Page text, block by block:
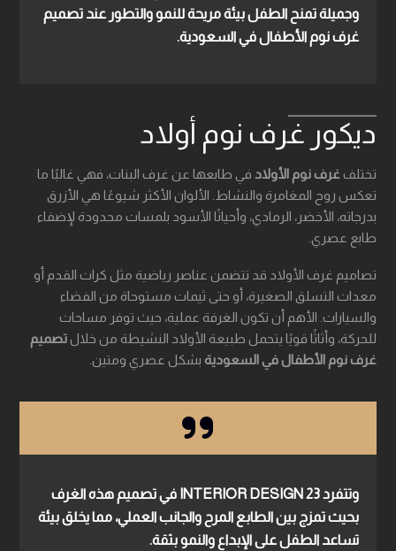
وجميلة تمنح الطفل بيئة مريحة للنمو والتطور عند تصميم
غرف نوم الأطفال في السعودية.
ديكور غرف نوم أولاد
تختلفغرف نوم الأولاد في طابعها عن غرف البنات، فهي غالبًا ما
تعكس روح المغامرة والنشاط. الألوان الأكثر شيوعًا هي الأزرق
بدرجاته، الأخضر، الرمادي، وأحيانًا الأسود بلمسات محدودة لإضفاء
طابع عصري.
تصاميم غرف الأولاد قد تتضمن عناصر رياضية مثل كرات القدم أو
معدات التسلق الصغيرة، أو حتى ثيمات مستوحاة من الفضاء
والسيارات. الأهم أن تكون الغرفة عملية، حيث توفر مساحات
للحركة، وأثاثًا قويًا يتحمل طبيعة الأولاد النشيطة من خلالتصميم
غرف نوم الأطفال في السعودية بشكل عصري ومتين.
وتتفرد23 INTERIOR DESIGN
في تصميم هذه الغرف
بحيث تمزج بين الطابع المرح والجانب العملي، مما يخلق بيئة
تساعد الطفل على الإبداع والنمو بثقة.